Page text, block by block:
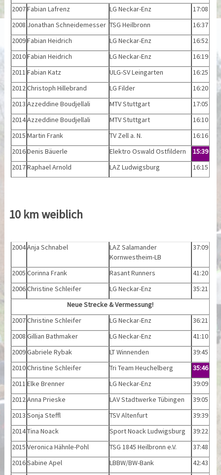
2007Fabian Lafrenz LG Neckar-Enz
17:08
2008 Jonathan Schneidemesser TSG Heilbronn
16:37
2009Fabian Heidrich LG Neckar-Enz
16:52
2010Fabian Heidrich LG Neckar-Enz
16:19
2011 Fabian Katz ULG-SV Leingarten
16:25
2012Christoph Hillebrand LG Filder
16:20
2013 Azzeddine Boudjellali MTV Stuttgart
17:05
2014Azzeddine Boudjellali MTV Stuttgart
16:10
2015 Martin Frank TV Zell a. N.
16:16
2016Denis Bäuerle Elektro Oswald Ostfildern
15:39
2017Raphael Arnold LAZ Ludwigsburg 16:15
10 km weiblich
2004Anja Schnabel
LAZ Salamander
Kornwestheim-LB
37:09
2005 Corinna Frank Rasant Runners
41:20
2006Christine Schleifer LG Neckar-Enz
35:21
Neue Strecke & Vermessung!
2007Christine Schleifer LG Neckar-Enz
36:21
2008 Gillian Bathmaker LG Neckar-Enz
41:10
2009Gabriele Rybak LT Winnenden
39:45
2010Christine Schleifer Tri Team Heuchelberg
35:46
2011 Elke Brenner LG Neckar-Enz
39:09
2012Anna Prieske LAV Stadtwerke Tübingen
39:05
2013 Sonja Steffl TSV Altenfurt
39:39
2014Tina Noack Sport Noack Ludwigsburg
39:22
2015 Veronica Hähnle-Pohl TSG 1845 Heilbronn e.V.
37:48
2016Sabine Apel LBBW/BW-Bank
42:43